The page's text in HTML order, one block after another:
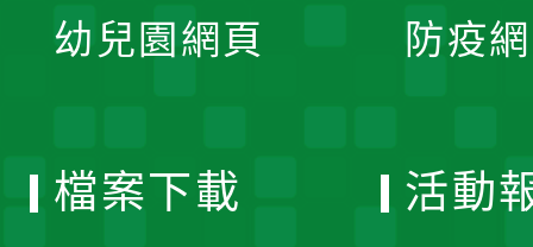
幼兒園網頁 防疫
檔案下載 活動